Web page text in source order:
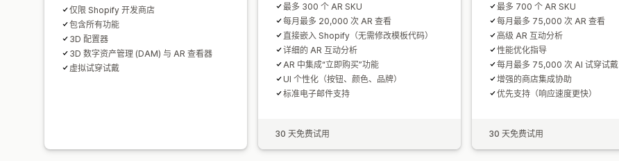
仅限 Shopify 开发商店
包含所有功能
3D 配置器
3D 数字资产管理 (DAM) 与 AR 查看器
虚拟试穿试戴
最多 300 个 AR SKU
每月最多 20,000 次 AR 查看
直接嵌入 Shopify（无需修改模板代码）
详细的 AR 互动分析
AR 中集成“立即购买”功能
UI 个性化（按钮、颜色、品牌）
标准电子邮件支持
30 天免费试用
最多 700 个 AR SKU
每月最多 75,000 次 AR 查看
高级 AR 互动分析
性能优化指导
每月最多 75,000 次 AI 试穿试戴
增强的商店集成协助
优先支持（响应速度更快）
30 天免费试用